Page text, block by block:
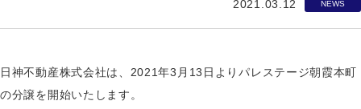
2021.03.12 NEWS
日神不動産株式会社は、2021年3月13日よりパレステージ朝霞本町
の分譲を開始いたします。